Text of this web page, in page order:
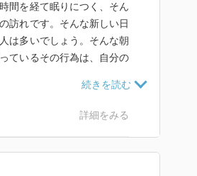
間を経て眠りにつく、そん
訪れです。そんな新しい日
は多いでしょう。そんな朝
ているその行為は、自分の
何も起こらなくてもあなた
に考えても仕方がないのか
詳細をみる